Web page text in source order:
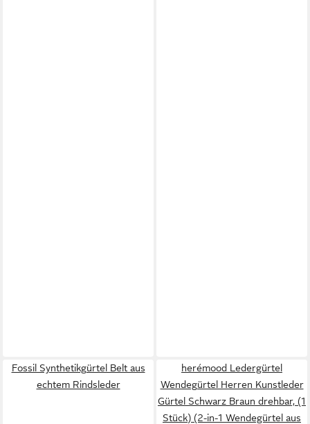
Fossil Synthetikgürtel Belt aus
echtem Rindsleder
herémood Ledergürtel
Wendegürtel Herren Kunstleder
Gürtel Schwarz Braun drehbar, (1
Stück) (2-in-1 Wendegürtel aus